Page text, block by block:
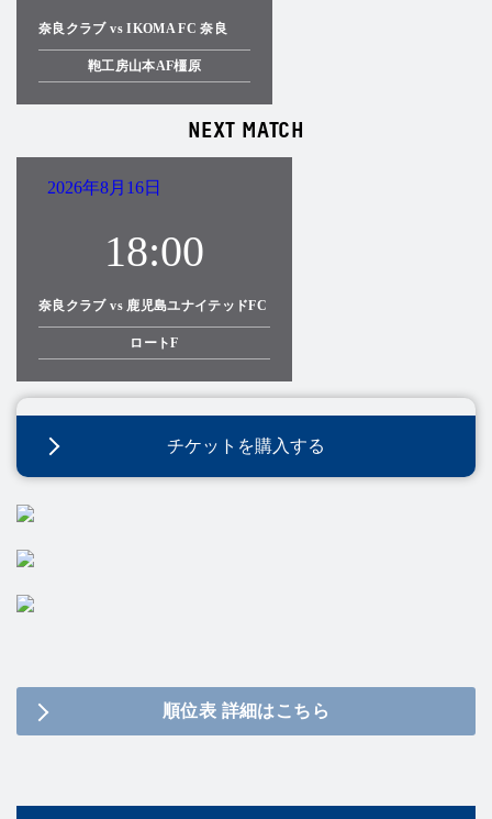
鞄工房山本AF橿原
奈良クラブ vs IKOMA FC 奈良
NEXT MATCH
2026年8月16日
18:00
ロートF
奈良クラブ vs 鹿児島ユナイテッドFC
チケットを購入する
順位表 詳細はこちら